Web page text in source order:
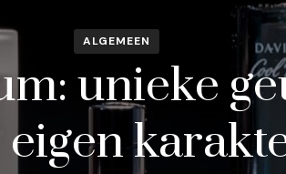
ALGEMEEN
unieke
eigen